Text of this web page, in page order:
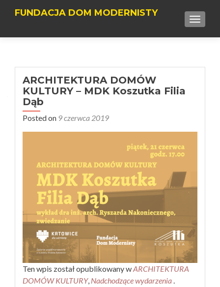
FUNDACJA DOM MODERNISTY
ARCHITEKTURA DOMÓW
KULTURY – MDK Koszutka Filia
Dąb
Posted on 9 czerwca 2019
Ten wpis został opublikowany wARCHITEKTURA
DOMÓW KULTURY, Nadchodzące wydarzenia .